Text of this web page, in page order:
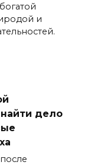
и
дело